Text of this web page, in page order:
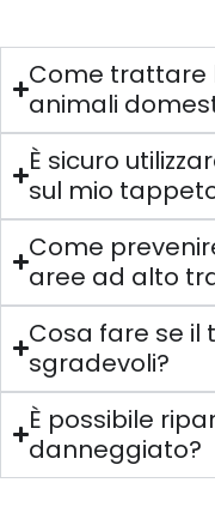
Come trattare
animali
È sicuro
sul mio
Come
aree ad alto
Cosa fare se
sgradevoli?
È possibile
danneggiato?